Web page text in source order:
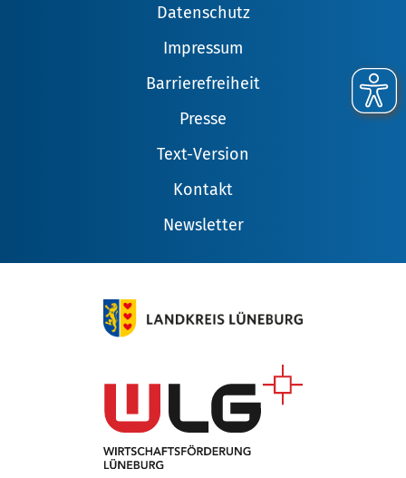
Datenschutz
Impressum
Barrierefreiheit
Presse
Text-Version
Kontakt
Newsletter